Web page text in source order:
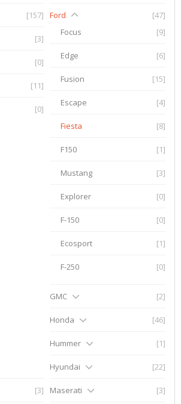
[157]
[3]
[0]
[11]
[0]
Ford
[47]
Focus
[9]
Edge [6]
Fusion [15]
Escape [4]
Fiesta [8]
F150 [1]
Mustang [3]
Explorer [0]
F-150 [0]
Ecosport [1]
F-250 [0]
GMC [2]
Honda [46]
Hummer [1]
Hyundai [22]
[3] Maserati [3]